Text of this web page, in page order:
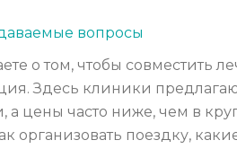
вопросы
о том, чтобы совместить
Здесь клиники
а цены часто ниже, чем в
организовать поездку,